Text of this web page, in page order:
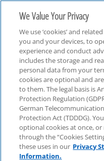
ESG
We Value Your Privacy
We use ‘cookies’ and
you and your devices, to
experience and conduct
includes the storage and
personal data from your
cookies are optional and
to them. The legal basis is
Protection Regulation
German
Protection Act (TDDDG).
optional cookies at once,
through the “Cookies
these uses in our Privacy
Information.